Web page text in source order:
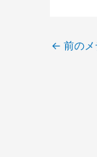
← 前の